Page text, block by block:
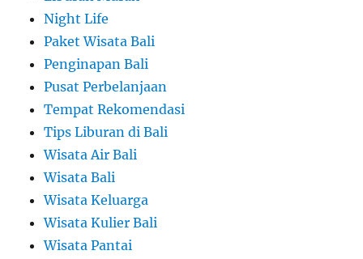
Night Life
Paket Wisata Bali
Penginapan Bali
Pusat Perbelanjaan
Tempat Rekomendasi
Tips Liburan di Bali
Wisata Air Bali
Wisata Bali
Wisata Keluarga
Wisata Kulier Bali
Wisata Pantai